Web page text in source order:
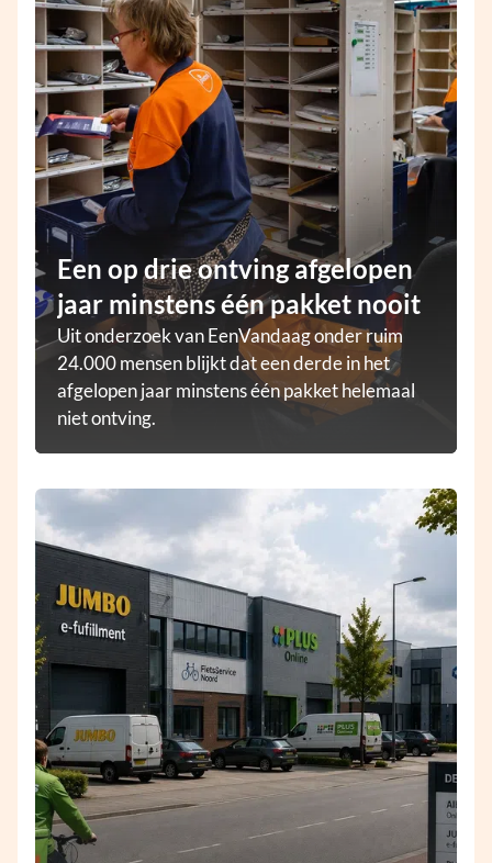
Een op drie ontving afgelopen
jaar minstens één pakket nooit
Uit onderzoek van EenVandaag onder ruim
24.000 mensen blijkt dat een derde in het
afgelopen jaar minstens één pakket helemaal
niet ontving.